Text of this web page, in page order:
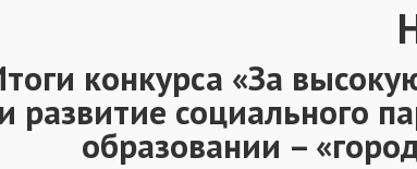
конкурса «За
и развитие социального
образовании –